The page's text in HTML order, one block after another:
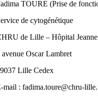
TOURE (Prise de
de cytogénétique
de Lille – Hôpital
avenue Oscar Lambret
Lille Cedex
mail : fadima.toure@chru-